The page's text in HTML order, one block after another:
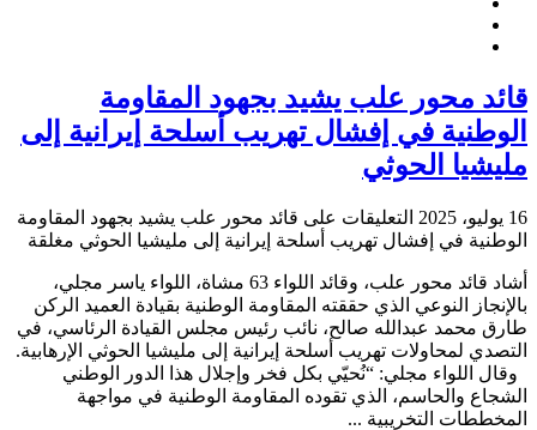
قائد محور علب يشيد بجهود المقاومة
الوطنية في إفشال تهريب أسلحة إيرانية إلى
مليشيا الحوثي
16 يوليو، 2025 التعليقات على قائد محور علب يشيد بجهود المقاومة
الوطنية في إفشال تهريب أسلحة إيرانية إلى مليشيا الحوثي مغلقة
أشاد قائد محور علب، وقائد اللواء 63 مشاة، اللواء ياسر مجلي،
بالإنجاز النوعي الذي حققته المقاومة الوطنية بقيادة العميد الركن
طارق محمد عبدالله صالح، نائب رئيس مجلس القيادة الرئاسي، في
التصدي لمحاولات تهريب أسلحة إيرانية إلى مليشيا الحوثي الإرهابية.
وقال اللواء مجلي: “نُحيّي بكل فخر وإجلال هذا الدور الوطني
الشجاع والحاسم، الذي تقوده المقاومة الوطنية في مواجهة
المخططات التخريبية ...